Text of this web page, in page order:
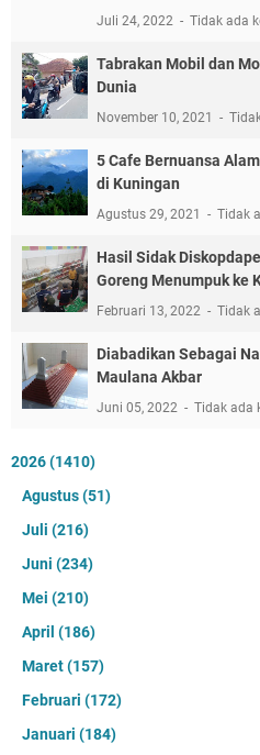
Juli 24, 2022 Tidak ada
Tabrakan Mobil dan
Dunia
November 10, 2021
5 Cafe Bernuansa
di Kuningan
Agustus 29, 2021 Tidak
Hasil Sidak
Goreng Menumpuk ke
Februari 13, 2022 Tidak
Diabadikan Sebagai
Maulana Akbar
Juni 05, 2022 Tidak ada
2026(1410)
Agustus(51)
Juli (216)
Juni (234)
Mei (210)
April (186)
Maret(157)
Februari (172)
Januari (184)